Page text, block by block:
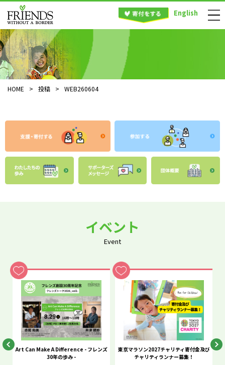
English
HOME > 投稿 > WEB260604
イベント
Event
Art Can Make A Difference - フレンズ
30年の歩み -
東京マラソン2027チャリティ寄付金及び
チャリティランナー募集！